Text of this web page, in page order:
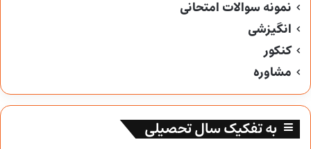
نمونه سوالات امتحانی
انگیزشی
کنکور
مشاوره
به تفکیک سال تحصیلی